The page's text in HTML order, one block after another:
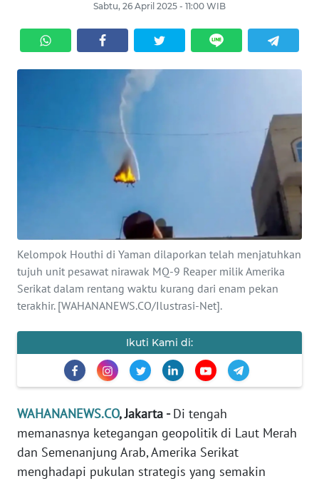
Sabtu, 26 April 2025 - 11:00 WIB
Kelompok Houthi di Yaman dilaporkan telah menjatuhkan
tujuh unit pesawat nirawak MQ-9 Reaper milik Amerika
Serikat dalam rentang waktu kurang dari enam pekan
terakhir. [WAHANANEWS.CO/Ilustrasi-Net].
Ikuti Kami di:
WAHANANEWS.CO, Jakarta -Di tengah
memanasnya ketegangan geopolitik di Laut Merah
dan Semenanjung Arab, Amerika Serikat
menghadapi pukulan strategis yang semakin
KRIMINAL
EKUIN
PENDIDIKAN
OLAHRAGA
EDITORIAL
Informasi
INDEKS
BERITA